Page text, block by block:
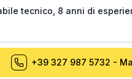
tecnico 8 anni di
+39 327 987 5732 -